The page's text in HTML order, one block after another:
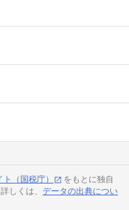
（国税庁）
をもとに独自
しくは、 データの出典につい